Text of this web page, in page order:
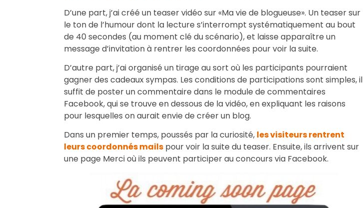
D’une part, j’ai créé un teaser vidéo sur «Ma vie de blogueuse». Un teaser sur
le ton de l’humour dont la lecture s’interrompt systématiquement au bout
de 40 secondes (au moment clé du scénario), et laisse apparaître un
message d’invitation à rentrer les coordonnées pour voir la suite.
D’autre part, j’ai organisé un tirage au sort où les participants pourraient
gagner des cadeaux sympas. Les conditions de participations sont simples, il
suffit de poster un commentaire dans le module de commentaires
Facebook, qui se trouve en dessous de la vidéo, en expliquant les raisons
pour lesquelles on aurait envie de créer un blog.
Dans un premier temps, poussés par la curiosité, les visiteurs rentrent
leurs coordonnés mails pour voir la suite du teaser. Ensuite, ils arrivent sur
une page Merci où ils peuvent participer au concours via Facebook.